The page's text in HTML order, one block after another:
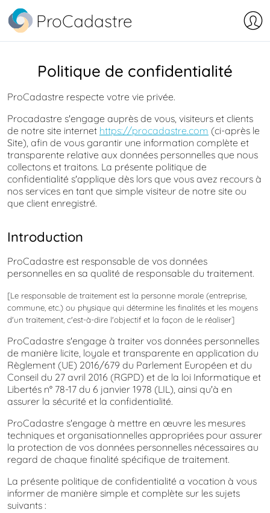
ProCadastre
Politique de confidentialité
ProCadastre respecte votre vie privée.
Procadastre s'engage auprès de vous, visiteurs et clients
de notre site internet https://procadastre.com (ci-après le
Site), afin de vous garantir une information complète et
transparente relative aux données personnelles que nous
collectons et traitons. La présente politique de
confidentialité s'applique dès lors que vous avez recours à
nos services en tant que simple visiteur de notre site ou
que client enregistré.
Introduction
ProCadastre est responsable de vos données
personnelles en sa qualité de responsable du traitement.
[Le responsable de traitement est la personne morale (entreprise,
commune, etc.) ou physique qui détermine les finalités et les moyens
d'un traitement, c'est-à-dire l'objectif et la façon de le réaliser]
ProCadastre s'engage à traiter vos données personnelles
de manière licite, loyale et transparente en application du
Règlement (UE) 2016/679 du Parlement Européen et du
Conseil du 27 avril 2016 (RGPD) et de la loi Informatique et
Libertés n° 78-17 du 6 janvier 1978 (LIL), ainsi qu'à en
assurer la sécurité et la confidentialité.
ProCadastre s'engage à mettre en œuvre les mesures
techniques et organisationnelles appropriées pour assurer
la protection de vos données personnelles nécessaires au
regard de chaque finalité spécifique de traitement.
La présente politique de confidentialité a vocation à vous
informer de manière simple et complète sur les sujets
suivants :